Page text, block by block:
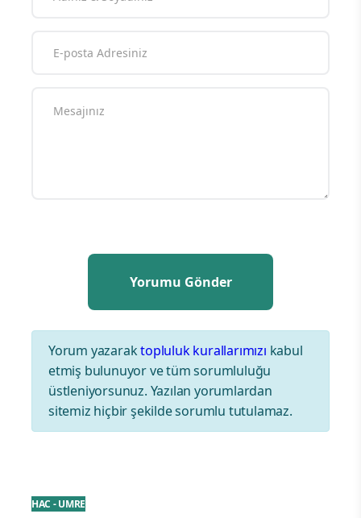
Yorum yazaraktopluluk kurallarımızı kabul
etmiş bulunuyor ve tüm sorumluluğu
üstleniyorsunuz. Yazılan yorumlardan
sitemiz hiçbir şekilde sorumlu tutulamaz.
HAC - UMRE